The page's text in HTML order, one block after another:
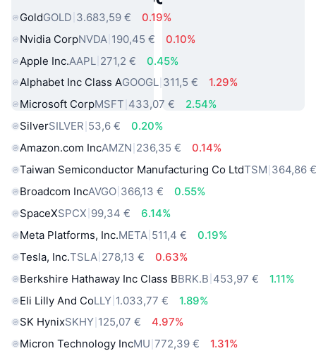
GoldGOLD 3.683,59 €
0.19%
Nvidia CorpNVDA 190,45 €
0.10%
Apple Inc.AAPL 271,2 €
0.45%
Alphabet Inc Class AGOOGL 311,5 €
1.29%
Microsoft CorpMSFT 433,07 €
2.54%
SilverSILVER 53,6 €
0.20%
Amazon.com IncAMZN 236,35 €
0.14%
Taiwan Semiconductor Manufacturing Co LtdTSM 364,86
Broadcom IncAVGO 366,13 €
0.55%
SpaceXSPCX 99,34 €
6.14%
Meta Platforms, Inc.META 511,4 €
0.19%
Tesla, Inc.TSLA 278,13 €
0.63%
Berkshire Hathaway Inc Class BBRK.B 453,97 €
1.11%
Eli Lilly And CoLLY 1.033,77 €
1.89%
SK HynixSKHY 125,07 €
4.97%
Micron Technology IncMU 772,39 €
1.31%